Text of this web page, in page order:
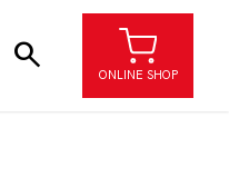
search
ONLINE SHOP